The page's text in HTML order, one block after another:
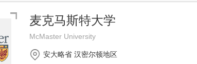
麦克马斯特大学
McMaster University
安大略省 汉密尔顿地区